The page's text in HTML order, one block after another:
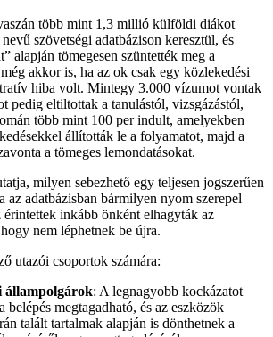
több mint 1,3 millió külföldi diákot
szövetségi adatbázison keresztül, és
alapján tömegesen szüntették meg a
akkor is, ha az ok csak egy közlekedési
hiba volt. Mintegy 3.000 vízumot vontak
pedig eltiltottak a tanulástól, vizsgázástól,
több mint 100 per indult, amelyekben
állították le a folyamatot, majd a
a tömeges lemondatásokat.
milyen sebezhető egy teljesen jogszerűen
az adatbázisban bármilyen nyom szerepel
érintettek inkább önként elhagyták az
nem léphetnek be újra.
utazói csoportok számára:
állampolgárok: A legnagyobb kockázatot
belépés megtagadható, és az eszközök
talált tartalmak alapján is dönthetnek a